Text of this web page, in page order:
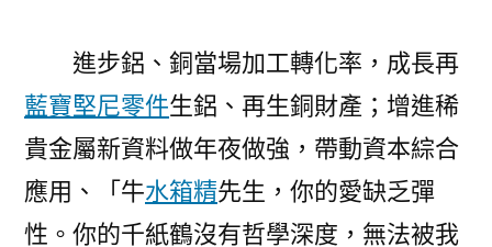
進步鋁、銅當場加工轉化率，成長再
藍寶堅尼零件生鋁、再生銅財產；增進稀
貴金屬新資料做年夜做強，帶動資本綜合
應用、「牛水箱精先生，你的愛缺乏彈
性。你的千紙鶴沒有哲學深度，無法被我